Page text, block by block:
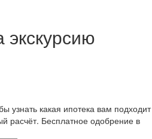
экскурсию
узнать какая ипотека вам подходит
расчёт. Бесплатное одобрение в